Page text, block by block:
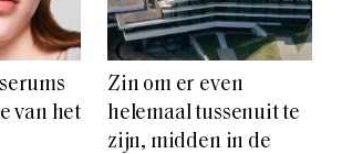
van het
Zin om er even
helemaal tussenuit te
zijn, midden in de